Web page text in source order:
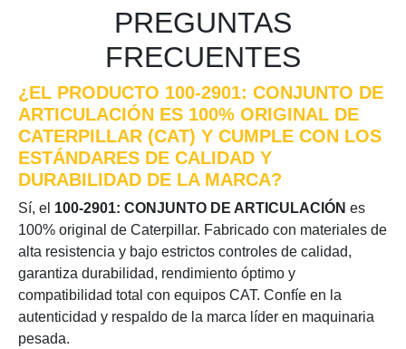
PREGUNTAS
FRECUENTES
¿EL PRODUCTO 100-2901: CONJUNTO DE
ARTICULACIÓN ES 100% ORIGINAL DE
CATERPILLAR (CAT) Y CUMPLE CON LOS
ESTÁNDARES DE CALIDAD Y
DURABILIDAD DE LA MARCA?
Sí, el 100-2901: CONJUNTO DE ARTICULACIÓN es
100% original de Caterpillar. Fabricado con materiales de
alta resistencia y bajo estrictos controles de calidad,
garantiza durabilidad, rendimiento óptimo y
compatibilidad total con equipos CAT. Confíe en la
autenticidad y respaldo de la marca líder en maquinaria
pesada.